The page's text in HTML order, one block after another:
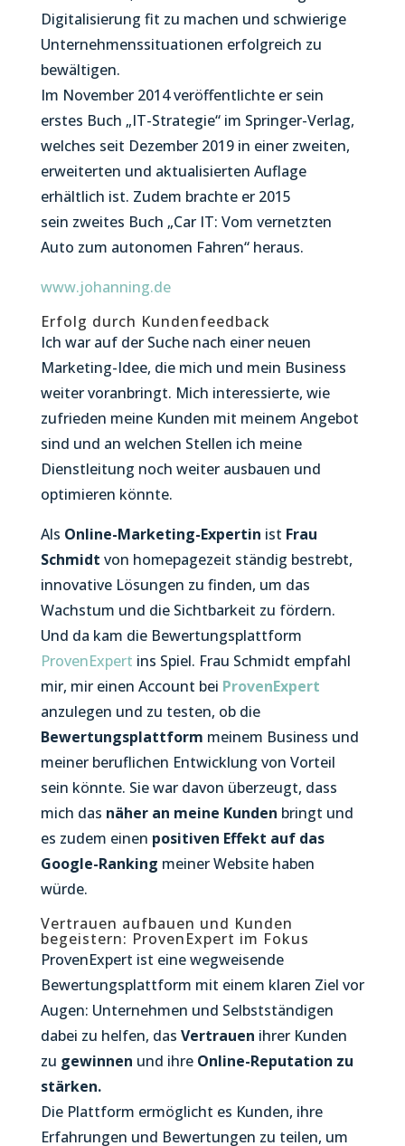
Digitalisierung fit zu machen und schwierige
Unternehmenssituationen erfolgreich zu
bewältigen.
Im November 2014 veröffentlichte er sein
erstes Buch „IT-Strategie“ im Springer-Verlag,
welches seit Dezember 2019 in einer zweiten,
erweiterten und aktualisierten Auflage
erhältlich ist. Zudem brachte er 2015
sein zweites Buch „Car IT: Vom vernetzten
Auto zum autonomen Fahren“ heraus.
www.johanning.de
Erfolg durch Kundenfeedback
Ich war auf der Suche nach einer neuen
Marketing-Idee, die mich und mein Business
weiter voranbringt. Mich interessierte, wie
zufrieden meine Kunden mit meinem Angebot
sind und an welchen Stellen ich meine
Dienstleitung noch weiter ausbauen und
optimieren könnte.
Als Online-Marketing-Expertin ist Frau
Schmidt von homepagezeit ständig bestrebt,
innovative Lösungen zu finden, um das
Wachstum und die Sichtbarkeit zu fördern.
Und da kam die Bewertungsplattform
ProvenExpert ins Spiel. Frau Schmidt empfahl
mir, mir einen Account bei ProvenExpert
anzulegen und zu testen, ob die
Bewertungsplattform meinem Business und
meiner beruflichen Entwicklung von Vorteil
sein könnte. Sie war davon überzeugt, dass
mich das näher an meine Kunden bringt und
es zudem einen positiven Effekt auf das
Google-Ranking meiner Website haben
würde.
Vertrauen aufbauen und Kunden
begeistern: ProvenExpert im Fokus
ProvenExpert ist eine wegweisende
Bewertungsplattform mit einem klaren Ziel vor
Augen: Unternehmen und Selbstständigen
dabei zu helfen, das Vertrauen ihrer Kunden
zu gewinnen und ihre Online-Reputation zu
stärken.
Die Plattform ermöglicht es Kunden, ihre
Erfahrungen und Bewertungen zu teilen, um